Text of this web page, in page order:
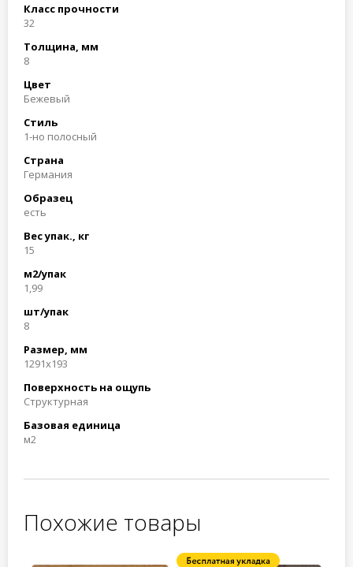
Класс прочности
32
Толщина, мм
8
Цвет
Бежевый
Стиль
1-но полосный
Страна
Германия
Образец
есть
Вес упак., кг
15
м2/упак
1,99
шт/упак
8
Размер, мм
1291x193
Поверхность на ощупь
Структурная
Базовая единица
м2
Похожие товары